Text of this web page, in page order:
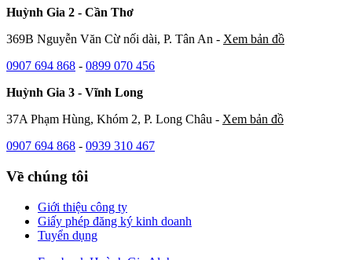
Huỳnh Gia 2 - Cần Thơ
369B Nguyễn Văn Cừ nối dài, P. Tân An - Xem bản đồ
0907 694 868 - 0899 070 456
Huỳnh Gia 3 - Vĩnh Long
37A Phạm Hùng, Khóm 2, P. Long Châu - Xem bản đồ
0907 694 868 - 0939 310 467
Về chúng tôi
Giới thiệu công ty
Giấy phép đăng ký kinh doanh
Tuyển dụng